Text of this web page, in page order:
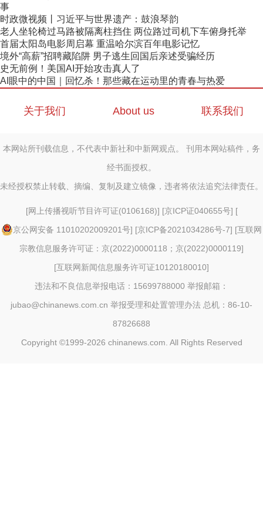
事
时政微视频丨习近平与世界遗产：鼓浪琴韵
老人坐轮椅过马路被隔离柱挡住 两位路过司机下车俯身托举
首届太阳岛电影周启幕 重温哈尔滨百年电影记忆
境外“高薪”招聘藏陷阱 男子逃生回国后亲述受骗经历
史无前例！美国AI开始攻击真人了
AI眼中的中国｜回忆杀！那些藏在运动里的青春与热爱
关于我们 About us 联系我们
本网站所刊载信息，不代表中新社和中新网观点。 刊用本网站稿件，务
经书面授权。
未经授权禁止转载、摘编、复制及建立镜像，违者将依法追究法律责任。
[网上传播视听节目许可证(0106168)] [京ICP证040655号] [
京公网安备 11010202009201号] [京ICP备2021034286号-7] [互联网
宗教信息服务许可证：京(2022)0000118；京(2022)0000119]
[互联网新闻信息服务许可证10120180010]
违法和不良信息举报电话：15699788000 举报邮箱：
jubao@chinanews.com.cn 举报受理和处置管理办法 总机：86-10-
87826688
Copyright ©1999-2026 chinanews.com. All Rights Reserved